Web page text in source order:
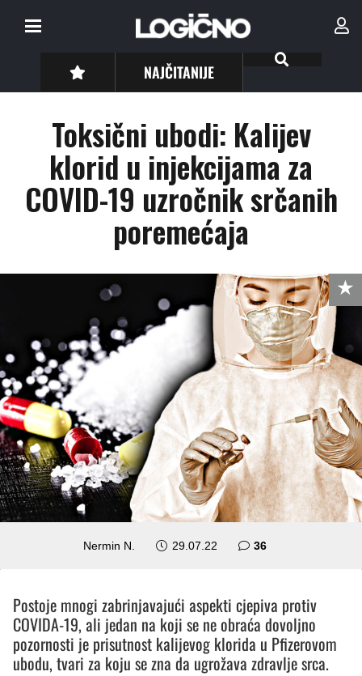
NAJČITANIJE
Toksični ubodi: Kalijev
klorid u injekcijama za
COVID-19 uzročnik srčanih
poremećaja
Nermin N. 29.07.22 36komentara
Postoje mnogi zabrinjavajući aspekti cjepiva protiv
COVIDA-19, ali jedan na koji se ne obraća dovoljno
pozornosti je prisutnost kalijevog klorida u Pfizerovom
ubodu, tvari za koju se zna da ugrožava zdravlje srca.